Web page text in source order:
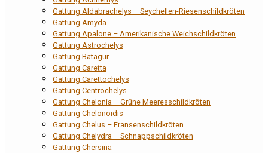
Gattung Aldabrachelys – Seychellen-Riesenschildkröten
Gattung Amyda
Gattung Apalone – Amerikanische Weichschildkröten
Gattung Astrochelys
Gattung Batagur
Gattung Caretta
Gattung Carettochelys
Gattung Centrochelys
Gattung Chelonia – Grüne Meeresschildkröten
Gattung Chelonoidis
Gattung Chelus – Fransenschildkröten
Gattung Chelydra – Schnappschildkröten
Gattung Chersina